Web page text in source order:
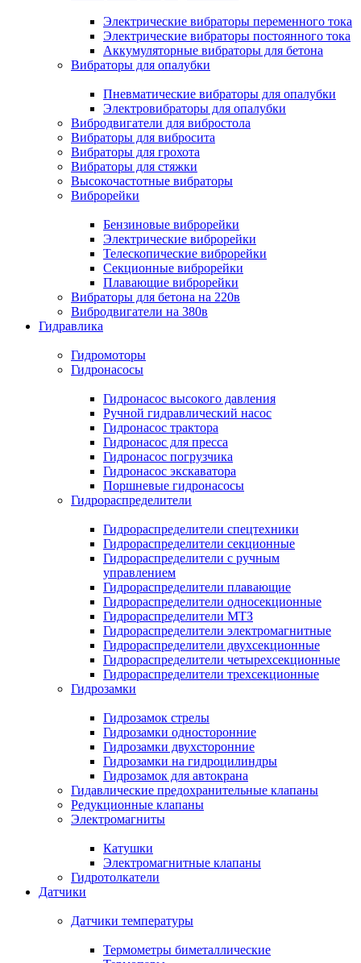
Электрические вибраторы переменного тока
Электрические вибраторы постоянного тока
Аккумуляторные вибраторы для бетона
Вибраторы для опалубки
Пневматические вибраторы для опалубки
Электровибраторы для опалубки
Вибродвигатели для вибростола
Вибраторы для вибросита
Вибраторы для грохота
Вибраторы для стяжки
Высокочастотные вибраторы
Виброрейки
Бензиновые виброрейки
Электрические виброрейки
Телескопические виброрейки
Секционные виброрейки
Плавающие виброрейки
Вибраторы для бетона на 220в
Вибродвигатели на 380в
Гидравлика
Гидромоторы
Гидронасосы
Гидронасос высокого давления
Ручной гидравлический насос
Гидронасос трактора
Гидронасос для пресса
Гидронасос погрузчика
Гидронасос экскаватора
Поршневые гидронасосы
Гидрораспределители
Гидрораспределители спецтехники
Гидрораспределители секционные
Гидрораспределители с ручным
управлением
Гидрораспределители плавающие
Гидрораспределители односекционные
Гидрораспределители МТЗ
Гидрораспределители электромагнитные
Гидрораспределители двухсекционные
Гидрораспределители четырехсекционные
Гидрораспределители трехсекционные
Гидрозамки
Гидрозамок стрелы
Гидрозамки односторонние
Гидрозамки двухсторонние
Гидрозамки на гидроцилиндры
Гидрозамок для автокрана
Гидавлические предохранительные клапаны
Редукционные клапаны
Электромагниты
Катушки
Электромагнитные клапаны
Гидротолкатели
Датчики
Датчики температуры
Термометры биметаллические